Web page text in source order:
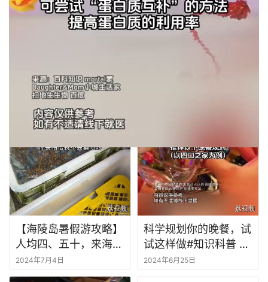
【海陵岛暑假游攻略】
人均四、五十，来海陵
岛海鲜自购，能吃出什
么感觉？#海陵岛旅游
2024年7月4日
科学规划你的晚餐，试
试这样做#知识科普 #
日常饮食小常识 #健康
2024年6月25日